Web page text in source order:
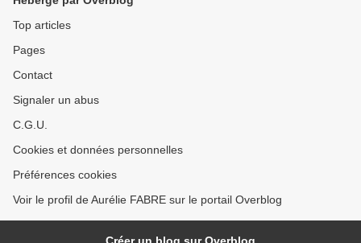
Top articles
Pages
Contact
Signaler un abus
C.G.U.
Cookies et données personnelles
Préférences cookies
Voir le profil de Aurélie FABRE sur le portail Overblog